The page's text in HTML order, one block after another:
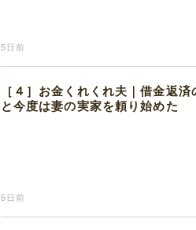
5日前
［４］お金くれくれ夫｜借金返
と今度は妻の実家を頼り始めた
5日前